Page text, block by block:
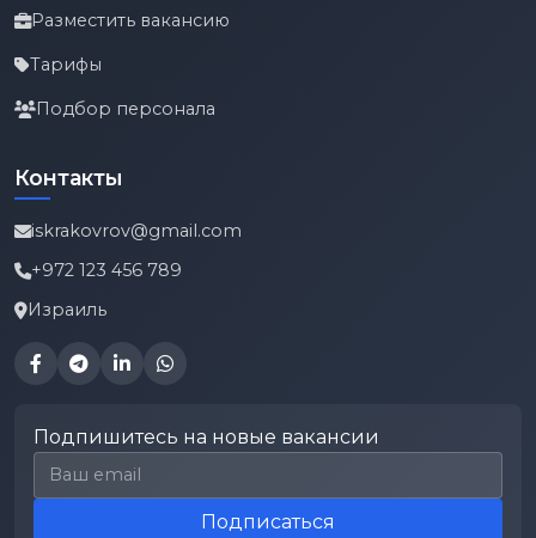
Разместить вакансию
Тарифы
Подбор персонала
Контакты
iskrakovrov@gmail.com
+972 123 456 789
Израиль
Подпишитесь на новые вакансии
Email для подписки
Подписаться